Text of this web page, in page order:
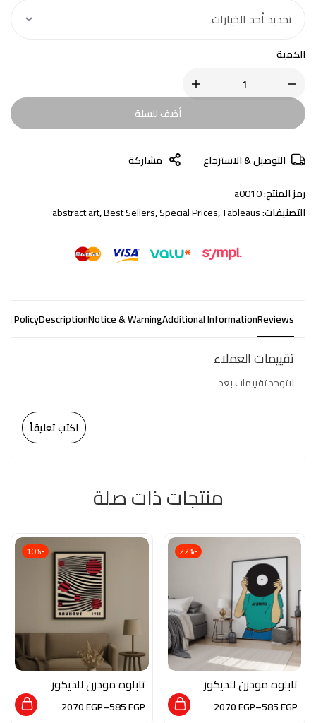
الكمية
أضف للسلة
التوصيل & الاسترجاع
مشاركة
رمز المنتج:a0010
التصنيفات:
abstract art,Best Sellers,Special Prices,Tableaus
Reviews
Additional Information
Notice & Warning
Description
Policy
تقييمات العملاء
لاتوجد تقييمات بعد
اكتب تعليقاً
منتجات ذات صلة
-22%
تابلوه مودرن للديكور
من الخشب الطبيعي و
الزجاج بلمسه من الفن
585EGP
–
2070EGP
-10%
تابلوه مودرن للديكور
من الخشب الطبيعي و
الزجاج بلمسه من الفن
585EGP
–
2070EGP